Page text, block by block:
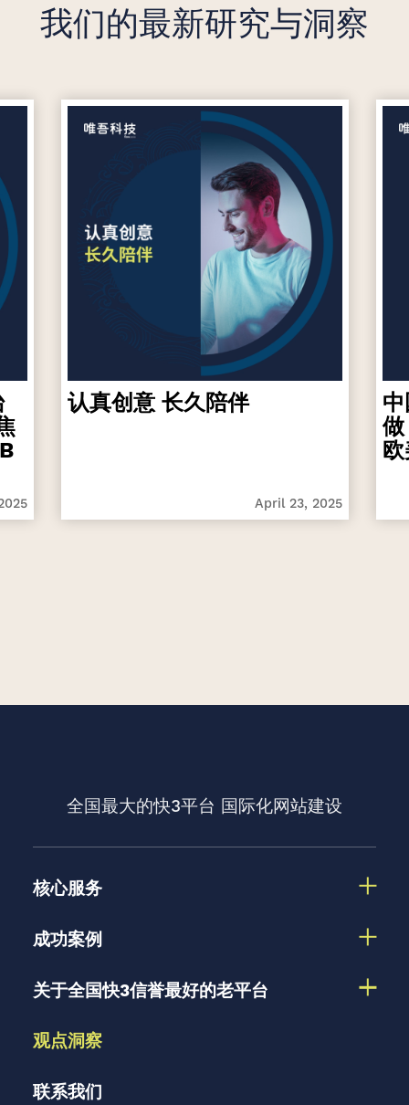
我们的最新研究与洞察
认真创意 长久陪伴
April 23, 2025
全国最大的快3平台 国际化网站建设
核心服务
成功案例
关于全国快3信誉最好的老平台
观点洞察
联系我们